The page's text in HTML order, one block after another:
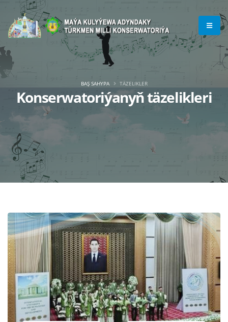
Konserwatoriýanyň täzelikleri
BAŞ SAHYPA TÄZELIKLER